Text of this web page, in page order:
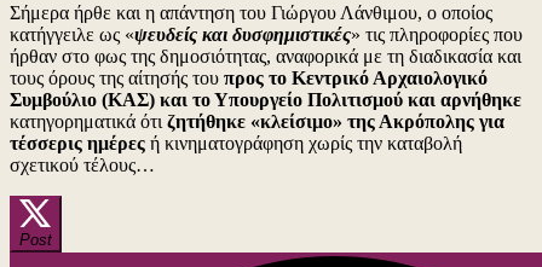
από
τους
του
Σήμερα ήρθε και η απάντηση του Γιώργου Λάνθιμου, ο οποίος
κατήγγειλε ως «ψευδείς και δυσφημιστικές» τις πληροφορίες που
ήρθαν στο φως της δημοσιότητας, αναφορικά με τη διαδικασία και
τους όρους της αίτησής του προς το Κεντρικό Αρχαιολογικό
Συμβούλιο (ΚΑΣ) και το Υπουργείο Πολιτισμού και αρνήθηκε
κατηγορηματικά ότι ζητήθηκε «κλείσιμο» της Ακρόπολης για
τέσσερις ημέρες ή κινηματογράφηση χωρίς την καταβολή
σχετικού τέλους…
Post